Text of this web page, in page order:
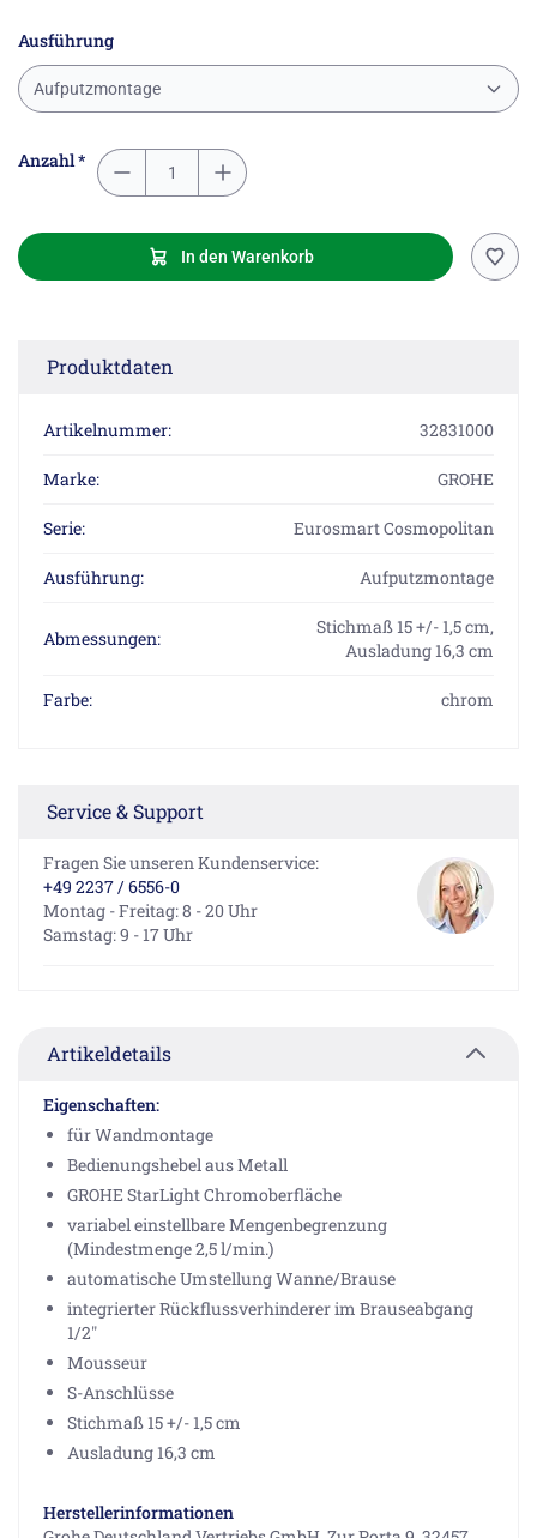
Ausführung
Aufputzmontage
Anzahl *
In den Warenkorb
Produktdaten
Artikelnummer: 32831000
Marke: GROHE
Serie: Eurosmart Cosmopolitan
Ausführung: Aufputzmontage
Abmessungen:
Stichmaß 15 +/- 1,5 cm,
Ausladung 16,3 cm
Farbe: chrom
Service & Support
Fragen Sie unseren Kundenservice:
+49 2237 / 6556-0
Montag - Freitag: 8 - 20 Uhr
Samstag: 9 - 17 Uhr
Artikeldetails
Eigenschaften:
für Wandmontage
Bedienungshebel aus Metall
GROHE StarLight Chromoberfläche
variabel einstellbare Mengenbegrenzung
(Mindestmenge 2,5 l/min.)
automatische Umstellung Wanne/Brause
integrierter Rückflussverhinderer im Brauseabgang
1/2"
Mousseur
S-Anschlüsse
Stichmaß 15 +/- 1,5 cm
Ausladung 16,3 cm
Herstellerinformationen